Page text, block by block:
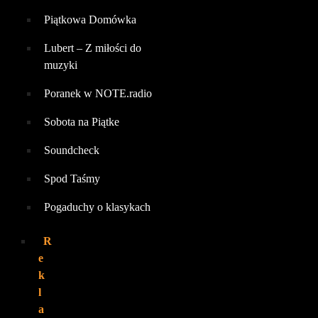
Piątkowa Domówka
Lubert – Z miłości do
muzyki
Poranek w NOTE.radio
Sobota na Piątke
Soundcheck
Spod Taśmy
Pogaduchy o klasykach
R
e
k
l
a